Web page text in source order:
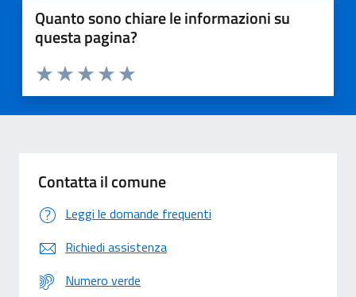
Quanto sono chiare le informazioni su
questa pagina?
Valuta 5 stelle su 5
Valuta 4 stelle su 5
Valuta 3 stelle su 5
Valuta 2 stelle su 5
Valuta 1 stelle su 5
Contatta il comune
Leggi le domande frequenti
Richiedi assistenza
Numero verde